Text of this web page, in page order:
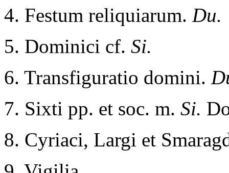
4. Festum reliquiarum. Du.
5. Dominici cf. Si.
6. Transfiguratio domini.
7. Sixti pp. et soc. m. Si.
8. Cyriaci, Largi et